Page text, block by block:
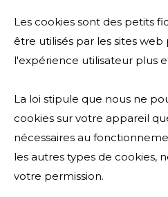
Les cookies sont des petits
être utilisés par les sites
l'expérience utilisateur plus
La loi stipule que nous ne
cookies sur votre appareil
nécessaires au
les autres types de cookies,
votre permission.